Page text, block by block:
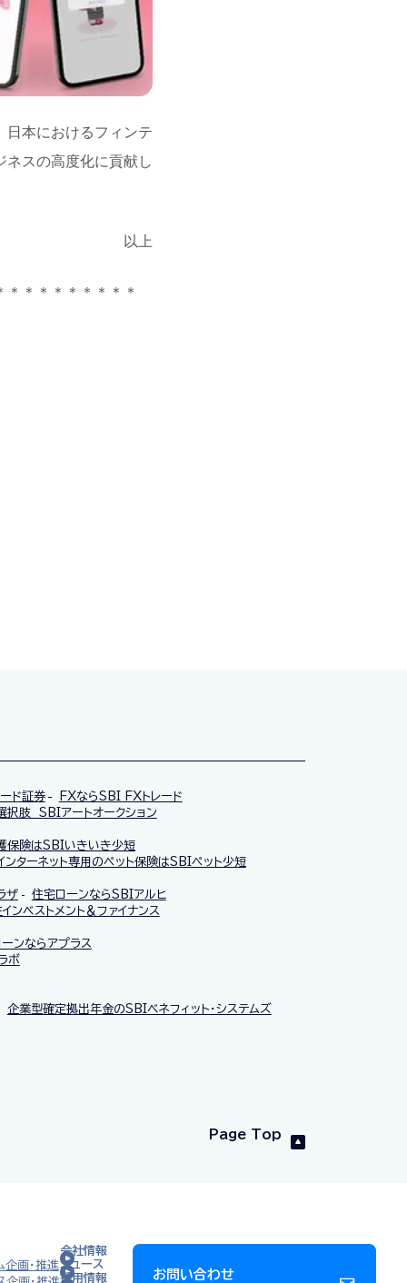
本におけるフィンテ
ネスの高度化に貢献し
以上
＊＊＊＊＊＊＊＊
ド証券
FXならSBI FXトレード
択肢 SBIアートオークション
保険はSBIいきいき少短
ンターネット専用のペット保険はSBIペット少短
ザ
住宅ローンならSBIアルヒ
ベストメント＆ファイナンス
ーンならアプラス
ボ
企業型確定拠出年金のSBIベネフィット・システムズ
Page Top
企画・推進
会社情報
ニュース
採用情報
お問い合わせ